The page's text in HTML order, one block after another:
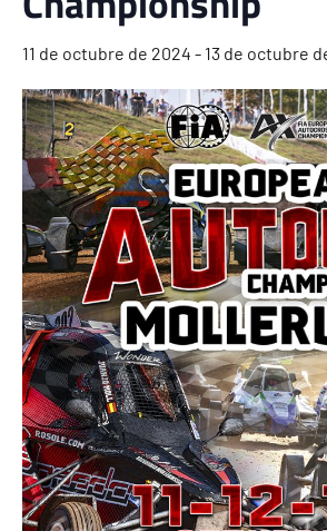
11 de octubre de 2024 - 13 de octubre